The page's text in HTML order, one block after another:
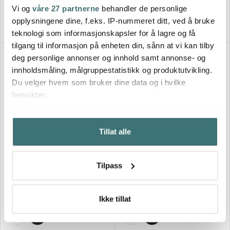
Vi og våre 27 partnerne behandler de personlige
opplysningene dine, f.eks. IP-nummeret ditt, ved å bruke
teknologi som informasjonskapsler for å lagre og få
tilgang til informasjon på enheten din, sånn at vi kan tilby
deg personlige annonser og innhold samt annonse- og
innholdsmåling, målgruppestatistikk og produktutvikling.
Du velger hvem som bruker dine data og i hvilke
hensikter.
Hvis du gir oss lov, vil vi også gjerne:
Innhente informasjon om den geografiske
beliggenheten din, som kan være nøyaktig innenfor
Identifisere enheten din ved å aktivt skanne den for
kan du lese om hvordan dine personlige
brukes. Du kan hele tiden endre eller trekke tilbake ditt
Tillat alle
Tilpass
Ikke tillat
På lager På lager
29%
Confetti skål 14 cm candy